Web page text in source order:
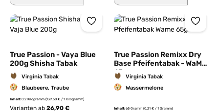
True Passion - Vaya Blue
200g Shisha Tabak
Virginia Tabak
Blaubeere, Traube
Inhalt:0.2 Kilogramm (139,50 € / 1 Kilogramm)
Varianten ab 26,90 €
True Passion Remixx Dry
Base Pfeifentabak - WaMe
65g
Virginia Tabak
Wassermelone
Inhalt:65 Gramm (0,21 € / 1 Gramm)